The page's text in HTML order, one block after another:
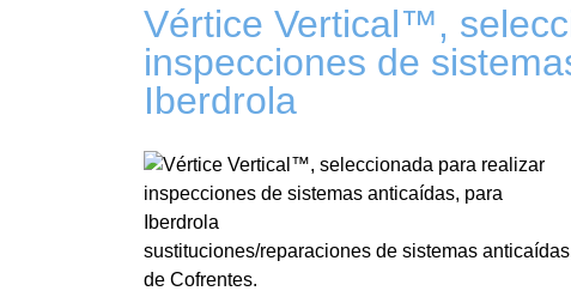
Vértice Vertical™,
inspecciones de
Iberdrola
sustituciones/reparaciones de sistemas
de Cofrentes.